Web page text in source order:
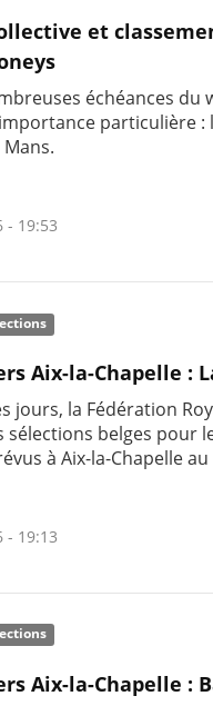
et
échéances du
particulière :
- 19:53
Aix-la-Chapelle :
jours, la Fédération
sélections belges pour
à Aix-la-Chapelle au
- 19:13
Aix-la-Chapelle :